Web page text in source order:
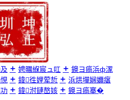
娉曞緥宸ュ叿
鐭ヨ瘑浜ф潈
鍏徃娌荤悊
浜烘墠娴嬭瘎
鍏泭鏈嶅姟
鐭ヨ瘑搴�